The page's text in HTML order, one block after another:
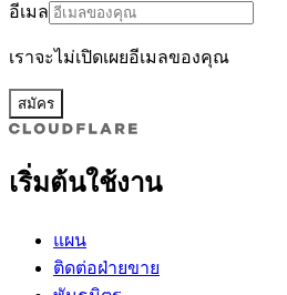
อีเมล
เราจะไม่เปิดเผยอีเมลของคุณ
สมัคร
เริ่มต้นใช้งาน
แผน
ติดต่อฝ่ายขาย